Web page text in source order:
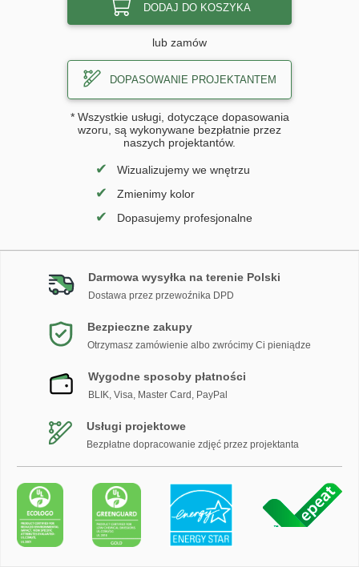
DODAJ DO KOSZYKA
lub zamów
DOPASOWANIE PROJEKTANTEM
* Wszystkie usługi, dotyczące dopasowania
wzoru, są wykonywane bezpłatnie przez
naszych projektantów.
✔ Wizualizujemy we wnętrzu
✔ Zmienimy kolor
✔ Dopasujemy profesjonalne
Darmowa wysyłka na terenie Polski
Dostawa przez przewoźnika DPD
Bezpieczne zakupy
Otrzymasz zamówienie albo zwrócimy Ci pieniądze
Wygodne sposoby płatności
BLIK, Visa, Master Card, PayPal
Usługi projektowe
Bezpłatne dopracowanie zdjęć przez projektanta